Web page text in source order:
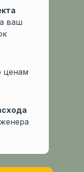
ценам
ваш